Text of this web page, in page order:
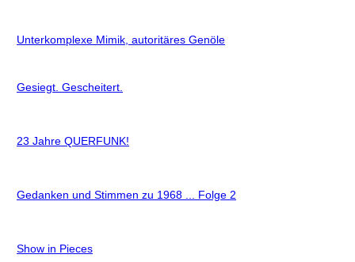
Unterkomplexe Mimik, autoritäres Genöle
Gesiegt. Gescheitert.
23 Jahre QUERFUNK!
Gedanken und Stimmen zu 1968 ... Folge 2
Show in Pieces